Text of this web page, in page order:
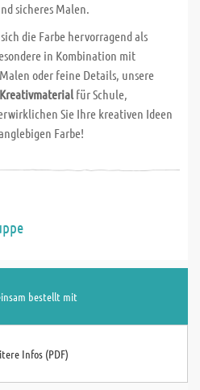
sicheres Malen.
die Farbe hervorragend als
in Kombination mit
oder feine Details, unsere
für Schule,
Sie Ihre kreativen Ideen
Farbe!
bestellt mit
Infos (PDF)